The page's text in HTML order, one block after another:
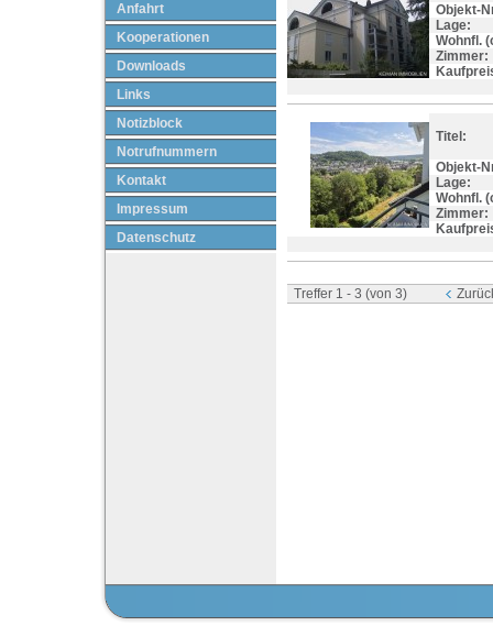
Anfahrt
Kooperationen
Downloads
Links
Notizblock
Notrufnummern
Kontakt
Impressum
Datenschutz
Objekt-
Lage:
Wohnfl.
Zimmer:
Titel:
Objekt-
Lage:
Wohnfl.
Zimmer:
Treffer 1 - 3 (von 3)